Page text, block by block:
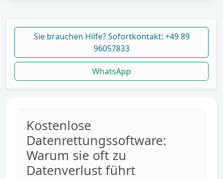
Sie brauchen Hilfe? Sofortkontakt: +49 89
96057833
WhatsApp
Kostenlose
Datenrettungssoftware:
Warum sie oft zu
Datenverlust führt